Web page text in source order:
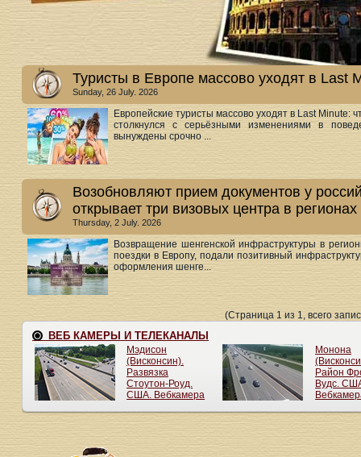
Туристы в Европе массово уходят в Last
Sunday, 26 July. 2026
Европейские туристы массово уходят в Last Minute:
столкнулся с серьёзными изменениями в
вынуждены срочно ...
Возобновляют прием документов у
открывает три визовых центра в регионах
Thursday, 2 July. 2026
Возвращение шенгенской инфраструктуры в
поездки в Европу, подали позитивный
оформления шенге...
(Страница 1 из 1, всего